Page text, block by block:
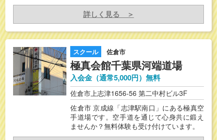
詳しく見る ＞
スクール 佐倉市
極真会館千葉県河端道場
入会金（通常5,000円）無料
佐倉市上志津1656-56 第二中村ビル3F
佐倉市 京成線「志津駅南口」にある極真空
手道場です。空手道を通じて心身共に鍛え
ませんか？無料体験も受け付けています。